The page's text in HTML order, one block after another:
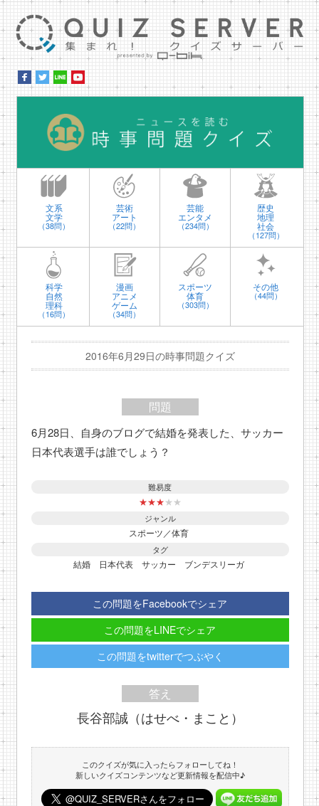
文系
文学
（38問）
芸術
アート
（22問）
芸能
エンタメ
（234問）
歴史
地理
社会
（127問）
科学
自然
理科
（16問）
漫画
アニメ
ゲーム
（34問）
スポーツ
体育
（303問）
その他
（44問）
2016年6月29日の時事問題クイズ
問題
6月28日、自身のブログで結婚を発表した、サッカー
日本代表選手は誰でしょう？
難易度
★★★★ ★
ジャンル
スポーツ／体育
タグ
結婚 日本代表 サッカー ブンデスリーガ
この問題をFacebookでシェア
この問題をLINEでシェア
この問題をtwitterでつぶやく
答え
長谷部誠（はせべ・まこと）
このクイズが気に入ったらフォローしてね！
新しいクイズコンテンツなど更新情報を配信中♪